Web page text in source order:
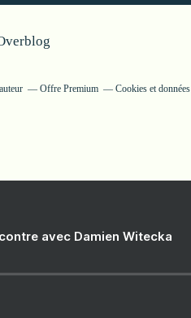
Offre Premium Cookies et
avec Damien Witecka